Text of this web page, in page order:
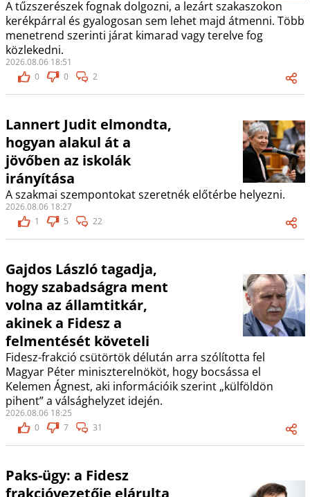
A tűzszerészek fognak dolgozni, a lezárt szakaszokon
kerékpárral és gyalogosan sem lehet majd átmenni. Több
menetrend szerinti járat kimarad vagy terelve fog
közlekedni.
2026.08.06 18:51
0
0 2
Lannert Judit elmondta,
hogyan alakul át a
jövőben az iskolák
irányítása
A szakmai szempontokat szeretnék előtérbe helyezni.
2026.08.06 18:27
1
5 22
Gajdos László tagadja,
hogy szabadságra ment
volna az államtitkár,
akinek a Fidesz a
felmentését követeli
Fidesz-frakció csütörtök délután arra szólította fel
Magyar Péter miniszterelnököt, hogy bocsássa el
Kelemen Ágnest, aki információik szerint „külföldön
pihent” a válsághelyzet idején.
2026.08.06 18:25
0
7 31
Paks-ügy: a Fidesz